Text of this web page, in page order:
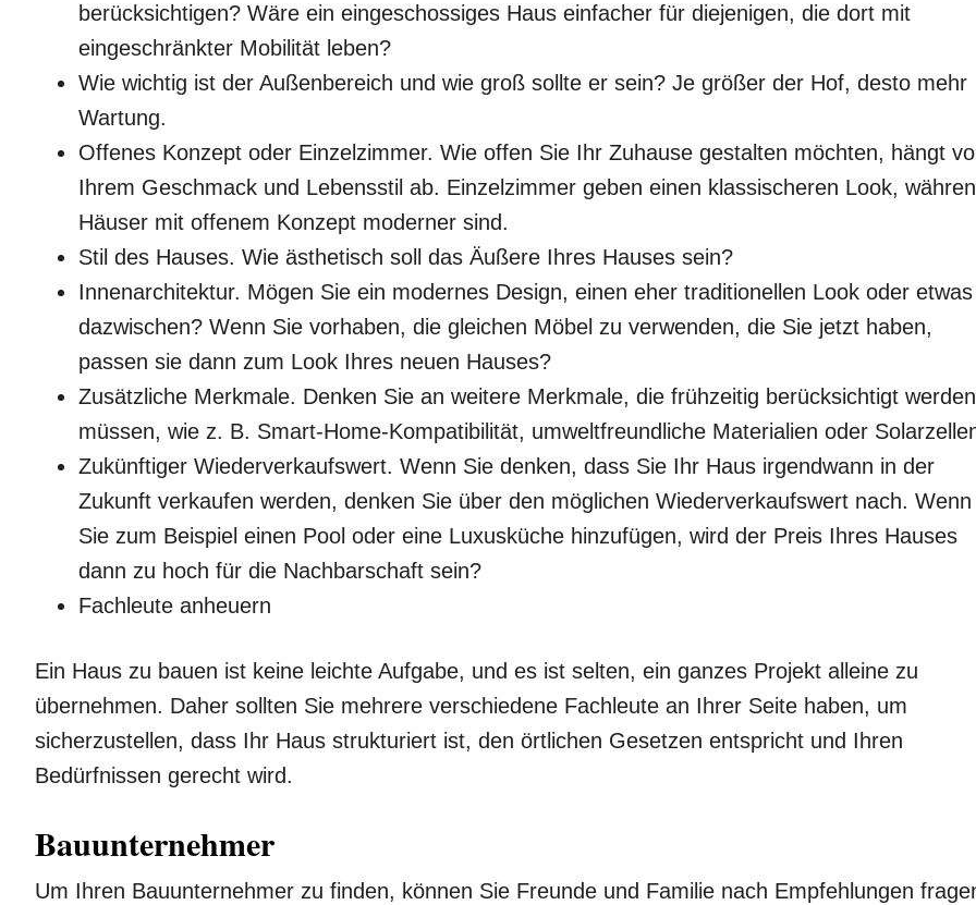
berücksichtigen? Wäre ein eingeschossiges Haus einfacher für diejenigen, die dort mit
eingeschränkter Mobilität leben?
Wie wichtig ist der Außenbereich und wie groß sollte er sein? Je größer der Hof, desto mehr
Wartung.
Offenes Konzept oder Einzelzimmer. Wie offen Sie Ihr Zuhause gestalten möchten, hängt
Ihrem Geschmack und Lebensstil ab. Einzelzimmer geben einen klassischeren Look,
Häuser mit offenem Konzept moderner sind.
Stil des Hauses. Wie ästhetisch soll das Äußere Ihres Hauses sein?
Innenarchitektur. Mögen Sie ein modernes Design, einen eher traditionellen Look oder etwas
dazwischen? Wenn Sie vorhaben, die gleichen Möbel zu verwenden, die Sie jetzt haben,
passen sie dann zum Look Ihres neuen Hauses?
Zusätzliche Merkmale. Denken Sie an weitere Merkmale, die frühzeitig berücksichtigt werden
müssen, wie z. B. Smart-Home-Kompatibilität, umweltfreundliche Materialien oder
Zukünftiger Wiederverkaufswert. Wenn Sie denken, dass Sie Ihr Haus irgendwann in der
Zukunft verkaufen werden, denken Sie über den möglichen Wiederverkaufswert nach. Wenn
Sie zum Beispiel einen Pool oder eine Luxusküche hinzufügen, wird der Preis Ihres Hauses
dann zu hoch für die Nachbarschaft sein?
Fachleute anheuern
Ein Haus zu bauen ist keine leichte Aufgabe, und es ist selten, ein ganzes Projekt alleine zu
übernehmen. Daher sollten Sie mehrere verschiedene Fachleute an Ihrer Seite haben, um
sicherzustellen, dass Ihr Haus strukturiert ist, den örtlichen Gesetzen entspricht und Ihren
Bedürfnissen gerecht wird.
Bauunternehmer
Um Ihren Bauunternehmer zu finden, können Sie Freunde und Familie nach Empfehlungen